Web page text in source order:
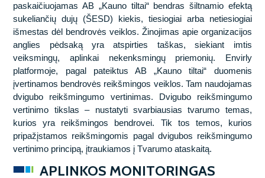
paskaičiuojamas AB „Kauno tiltai“ bendras šiltnamio efektą
sukeliančių dujų (ŠESD) kiekis, tiesiogiai arba netiesiogiai
išmestas dėl bendrovės veiklos. Žinojimas apie organizacijos
anglies pėdsaką yra atspirties taškas, siekiant imtis
veiksmingų, aplinkai nekenksmingų priemonių. Envirly
platformoje, pagal pateiktus AB „Kauno tiltai“ duomenis
įvertinamos bendrovės reikšmingos veiklos. Tam naudojamas
dvigubo reikšmingumo vertinimas. Dvigubo reikšmingumo
vertinimo tikslas – nustatyti svarbiausias tvarumo temas,
kurios yra reikšmingos bendrovei. Tik tos temos, kurios
pripažįstamos reikšmingomis pagal dvigubos reikšmingumo
vertinimo principą, įtraukiamos į Tvarumo ataskaitą.
APLINKOS MONITORINGAS